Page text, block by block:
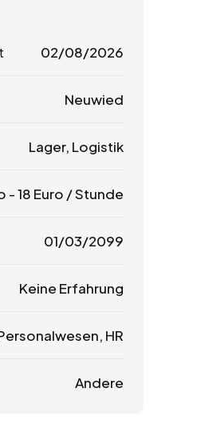
02/08/2026
Neuwied
Lager, Logistik
-18 Euro / Stunde
01/03/2099
Keine Erfahrung
HR
Andere